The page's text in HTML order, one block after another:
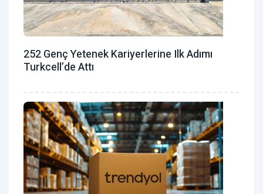
252 Genç Yetenek Kariyerlerine Ilk Adımı
Turkcell’de Attı